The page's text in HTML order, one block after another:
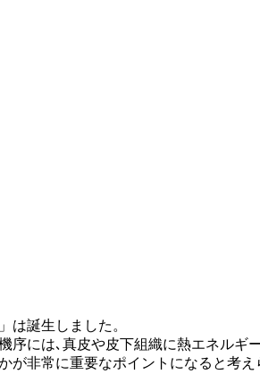
は誕生しました。
には､真皮や皮下組織に熱エネル
非常に重要なポイントになると考え